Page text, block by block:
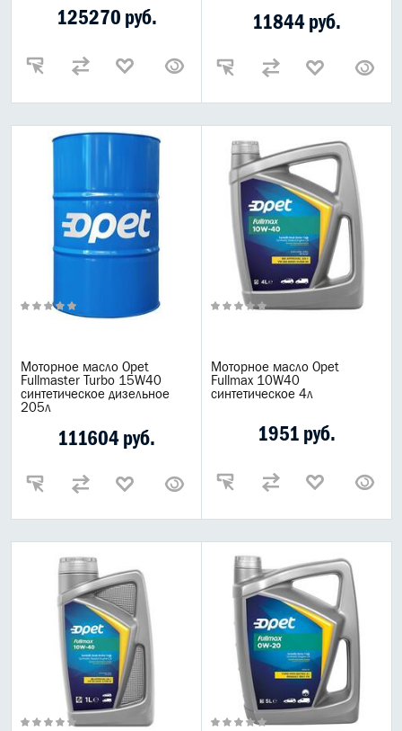
125270 руб. 11844 руб.
Моторное масло Opet
Fullmaster Turbo 15W40
синтетическое дизельное
205л
111604 руб.
Моторное масло Opet
Fullmax 10W40
синтетическое 4л
1951 руб.